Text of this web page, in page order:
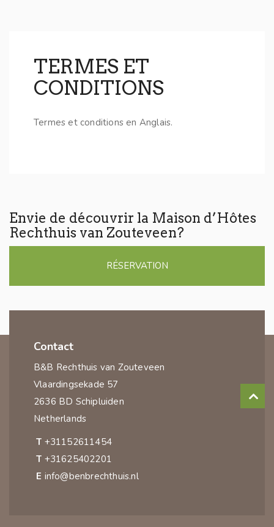
TERMES ET
CONDITIONS
Termes et conditions en Anglais.
Envie de découvrir la Maison d’Hôtes
Rechthuis van Zouteveen?
RÉSERVATION
Contact
B&B Rechthuis van Zouteveen
Vlaardingsekade 57
2636 BD Schipluiden
Netherlands
T +31152611454
T +31625402201
E info@benbrechthuis.nl